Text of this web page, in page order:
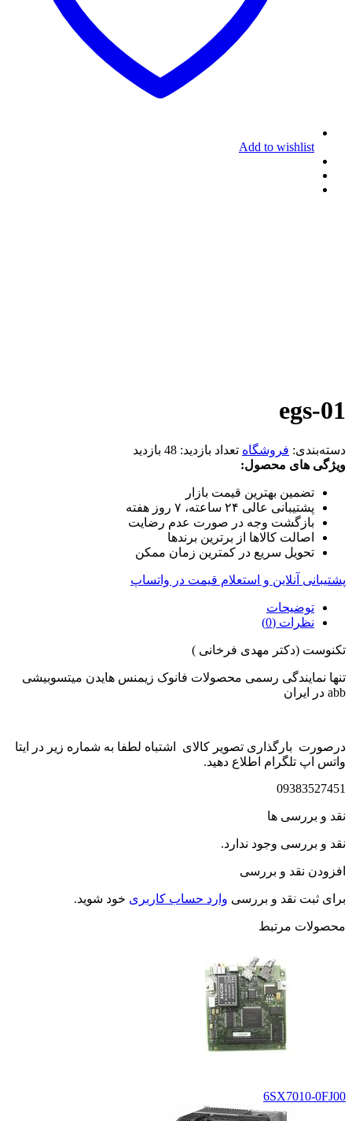
Add to wishlist
egs-01
دسته‌بندی: فروشگاه تعداد بازدید: 48 بازدید
ویژگی های محصول:
تضمین بهترین قیمت بازار
پشتیبانی عالی ۲۴ ساعته، ۷ روز هفته
بازگشت وجه در صورت عدم رضایت
اصالت کالاها از برترین برندها
تحویل سریع در کمترین زمان ممکن
پشتیبانی آنلاین و استعلام قیمت در واتساپ
توضیحات
نظرات (0)
تکنوست (دکتر مهدی فرخانی )
تنها نمایندگی رسمی محصولات فانوک زیمنس هایدن میتسوبیشی
abb در ایران
درصورت بارگذاری تصویر کالای اشتباه لطفا به شماره زیر در ایتا
واتس اپ تلگرام اطلاع دهید.
09383527451
نقد و بررسی ها
نقد و بررسی وجود ندارد.
افزودن نقد و بررسی
برای ثبت نقد و بررسی وارد حساب کاربری خود شوید.
محصولات مرتبط
6SX7010-0FJ00